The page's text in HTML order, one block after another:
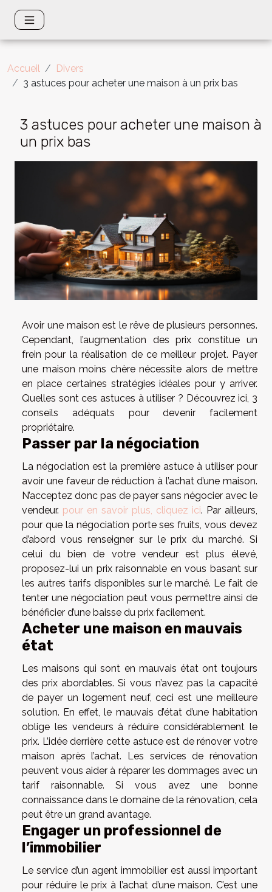
Accueil
Divers
3 astuces pour acheter une maison à un prix bas
3 astuces pour acheter une maison à
un prix bas
Avoir une maison est le rêve de plusieurs personnes.
Cependant, l’augmentation des prix constitue un
frein pour la réalisation de ce meilleur projet. Payer
une maison moins chère nécessite alors de mettre
en place certaines stratégies idéales pour y arriver.
Quelles sont ces astuces à utiliser ? Découvrez ici, 3
conseils adéquats pour devenir facilement
propriétaire.
Passer par la négociation
La négociation est la première astuce à utiliser pour
avoir une faveur de réduction à l’achat d’une maison.
N’acceptez donc pas de payer sans négocier avec le
vendeur. pour en savoir plus, cliquez ici. Par ailleurs,
pour que la négociation porte ses fruits, vous devez
d’abord vous renseigner sur le prix du marché. Si
celui du bien de votre vendeur est plus élevé,
proposez-lui un prix raisonnable en vous basant sur
les autres tarifs disponibles sur le marché. Le fait de
tenter une négociation peut vous permettre ainsi de
bénéficier d’une baisse du prix facilement.
Acheter une maison en mauvais
état
Les maisons qui sont en mauvais état ont toujours
des prix abordables. Si vous n’avez pas la capacité
de payer un logement neuf, ceci est une meilleure
solution. En effet, le mauvais d’état d’une habitation
oblige les vendeurs à réduire considérablement le
prix. L’idée derrière cette astuce est de rénover votre
maison après l’achat. Les services de rénovation
peuvent vous aider à réparer les dommages avec un
tarif raisonnable. Si vous avez une bonne
connaissance dans le domaine de la rénovation, cela
peut être un grand avantage.
Engager un professionnel de
l’immobilier
Le service d’un agent immobilier est aussi important
pour réduire le prix à l’achat d’une maison. C’est une